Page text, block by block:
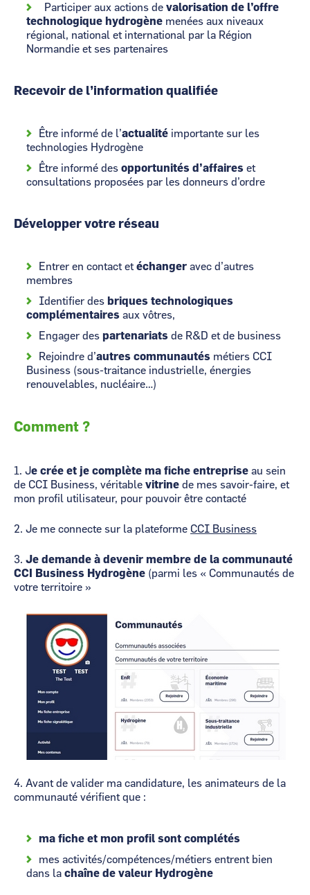
Participer aux actions de valorisation de l’offre
technologique hydrogène menées aux niveaux
régional, national et international par la Région
Normandie et ses partenaires
Recevoir de l’information qualifiée
Être informé de l’actualité importante sur les
technologies Hydrogène
Être informé des opportunités d’affaires et
consultations proposées par les donneurs d’ordre
Développer votre réseau
Entrer en contact et échanger avec d’autres
membres
Identifier des briques technologiques
complémentaires aux vôtres,
Engager des partenariats de R&D et de business
Rejoindre d’autres communautés métiers CCI
Business (sous-traitance industrielle, énergies
renouvelables, nucléaire…)
Comment ?
1. Je crée et je complète ma fiche entreprise au sein
de CCI Business, véritable vitrine de mes savoir-faire, et
mon profil utilisateur, pour pouvoir être contacté
2. Je me connecte sur la plateforme CCI Business
3. Je demande à devenir membre de la communauté
CCI Business Hydrogène (parmi les « Communautés de
votre territoire »
Image
4. Avant de valider ma candidature, les animateurs de la
communauté vérifient que :
ma fiche et mon profil sont complétés
mes activités/compétences/métiers entrent bien
dans la chaîne de valeur Hydrogène